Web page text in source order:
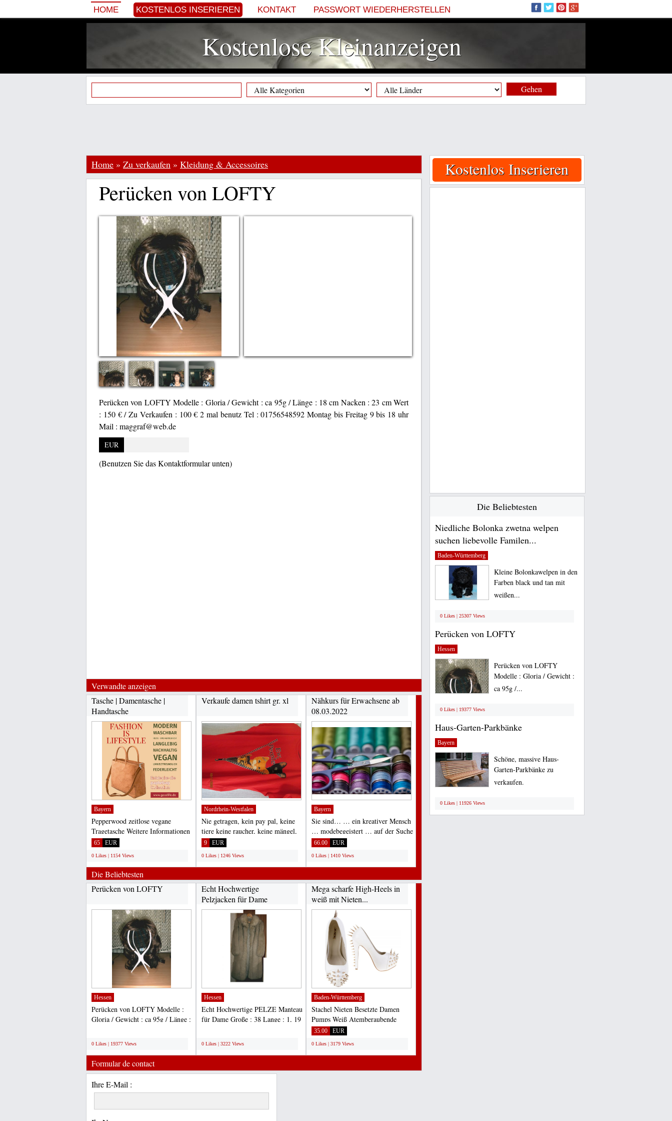
HOME KOSTENLOS INSERIEREN KONTAKT PASSWORT WIEDERHERSTELLEN
Kostenlose Kleinanzeigen
Gehen
Home » Zu verkaufen » Kleidung & Accessoires
Perücken von LOFTY
Perücken von LOFTY Modelle : Gloria / Gewicht : ca 95g / Länge : 18 cm Nacken : 23 cm Wert
: 150 € / Zu Verkaufen : 100 € 2 mal benutz Tel : 01756548592 Montag bis Freitag 9 bis 18 uhr
Mail : maggraf@web.de
EUR
(Benutzen Sie das Kontaktformular unten)
Verwandte anzeigen
Tasche | Damentasche |
Handtasche
Bayern
Pepperwood zeitlose vegane
Tragetasche Weitere Informationen
auf unserer Homepage...
65 EUR
0 Likes | 1154 Views
Verkaufe damen tshirt gr. xl
Nordrhein-Westfalen
Nie getragen, kein pay pal, keine
tiere keine raucher, keine mängel,
versand möglich...
9 EUR
0 Likes | 1246 Views
Nähkurs für Erwachsene ab
08.03.2022
Bayern
Sie sind… … ein kreativer Mensch
… modebegeistert … auf der Suche
nach einem produktiven...
66.00 EUR
0 Likes | 1410 Views
Die Beliebtesten
Perücken von LOFTY
Hessen
Perücken von LOFTY Modelle :
Gloria / Gewicht : ca 95g / Länge :
0 Likes | 19377 Views
Echt Hochwertige
Pelzjacken für Dame
Hessen
Echt Hochwertige PELZE Manteau
für Dame Große : 38 Lange : 1, 19
0 Likes | 3222 Views
Mega scharfe High-Heels in
weiß mit Nieten...
Baden-Württemberg
Stachel Nieten Besetzte Damen
Pumps Weiß Atemberaubende
Damen Plateau High Heel
35.00 EUR
0 Likes | 3179 Views
Formular de contact
Ihre E-Mail :
Kostenlos Inserieren
Die Beliebtesten
Niedliche Bolonka zwetna welpen
suchen liebevolle Familen...
Baden-Württemberg
Kleine Bolonkawelpen in den
Farben black und tan mit
weißen...
0 Likes | 25307 Views
Perücken von LOFTY
Hessen
Perücken von LOFTY
Modelle : Gloria / Gewicht :
ca 95g /...
0 Likes | 19377 Views
Haus-Garten-Parkbänke
Bayern
Schöne, massive Haus-
Garten-Parkbänke zu
verkaufen.
0 Likes | 11926 Views